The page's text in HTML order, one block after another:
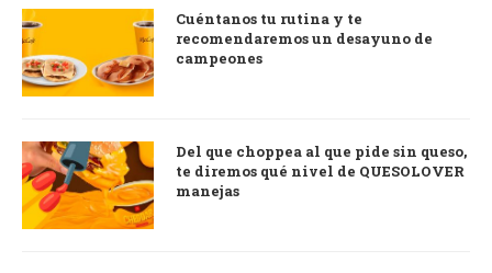
Cuéntanos tu rutina y te
recomendaremos un desayuno de
campeones
Del que choppea al que pide sin queso,
te diremos qué nivel de QUESOLOVER
manejas